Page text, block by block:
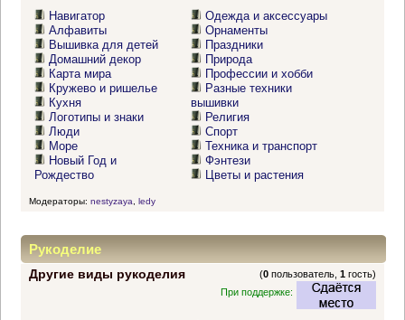
Навигатор
Алфавиты
Вышивка для детей
Домашний декор
Карта мира
Кружево и ришелье
Кухня
Логотипы и знаки
Люди
Море
Новый Год и
Рождество
Одежда и аксессуары
Орнаменты
Праздники
Природа
Профессии и хобби
Разные техники
вышивки
Религия
Спорт
Техника и транспорт
Фэнтези
Цветы и растения
Модераторы: nestyzaya ledy
Рукоделие
Другие виды рукоделия (0 пользователь,1 гость)
При поддержке: